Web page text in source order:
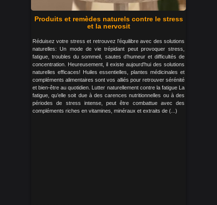
Produits et remèdes naturels contre le stress
et la nervosit
Réduisez votre stress et retrouvez l’équilibre avec des solutions
naturelles: Un mode de vie trépidant peut provoquer stress,
fatigue, troubles du sommeil, sautes d’humeur et difficultés de
concentration. Heureusement, il existe aujourd'hui des solutions
naturelles efficaces! Huiles essentielles, plantes médicinales et
compléments alimentaires sont vos alliés pour retrouver sérénité
et bien-être au quotidien. Lutter naturellement contre la fatigue La
fatigue, qu’elle soit due à des carences nutritionnelles ou à des
périodes de stress intense, peut être combattue avec des
compléments riches en vitamines, minéraux et extraits de (...)